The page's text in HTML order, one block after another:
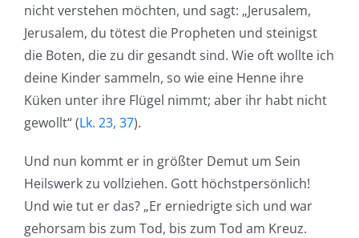
nicht verstehen möchten, und sagt: „Jerusalem,
Jerusalem, du tötest die Propheten und steinigst
die Boten, die zu dir gesandt sind. Wie oft wollte ich
deine Kinder sammeln, so wie eine Henne ihre
Küken unter ihre Flügel nimmt; aber ihr habt nicht
gewollt“ (Lk. 23, 37).
Und nun kommt er in größter Demut um Sein
Heilswerk zu vollziehen. Gott höchstpersönlich!
Und wie tut er das? „Er erniedrigte sich und war
gehorsam bis zum Tod, bis zum Tod am Kreuz.